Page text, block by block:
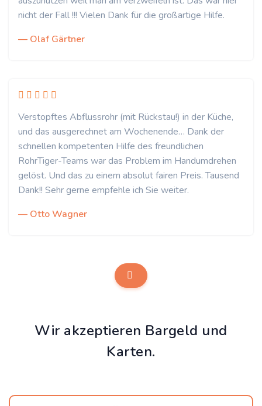
nicht der Fall !!! Vielen Dank für die großartige Hilfe.
— Olaf Gärtner
Verstopftes Abflussrohr (mit Rückstau!) in der Küche,
und das ausgerechnet am Wochenende… Dank der
schnellen kompetenten Hilfe des freundlichen
RohrTiger-Teams war das Problem im Handumdrehen
gelöst. Und das zu einem absolut fairen Preis. Tausend
Dank!! Sehr gerne empfehle ich Sie weiter.
— Otto Wagner
Wir akzeptieren Bargeld und
Karten.